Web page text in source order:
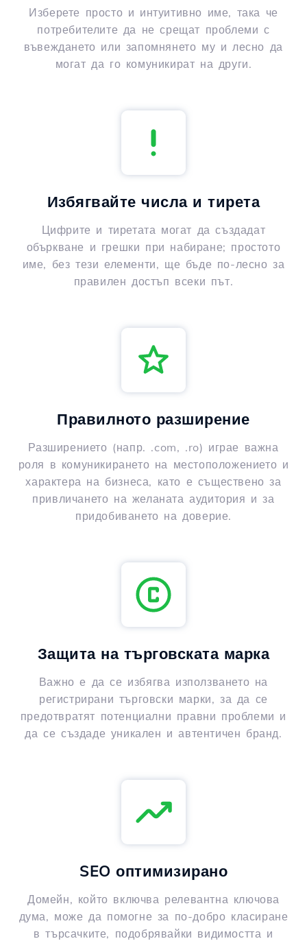
Изберете просто и интуитивно име, така че
потребителите да не срещат проблеми с
въвеждането или запомнянето му и лесно да
могат да го комуникират на други.
Избягвайте числа и тирета
Цифрите и тиретата могат да създадат
объркване и грешки при набиране; простото
име, без тези елементи, ще бъде по-лесно за
правилен достъп всеки път.
Правилното разширение
Разширението (напр. .com, .ro) играе важна
роля в комуникирането на местоположението и
характера на бизнеса, като е съществено за
привличането на желаната аудитория и за
придобиването на доверие.
Защита на търговската марка
Важно е да се избягва използването на
регистрирани търговски марки, за да се
предотвратят потенциални правни проблеми и
да се създаде уникален и автентичен бранд.
SEO оптимизирано
Домейн, който включва релевантна ключова
дума, може да помогне за по-добро класиране
в търсачките, подобрявайки видимостта и